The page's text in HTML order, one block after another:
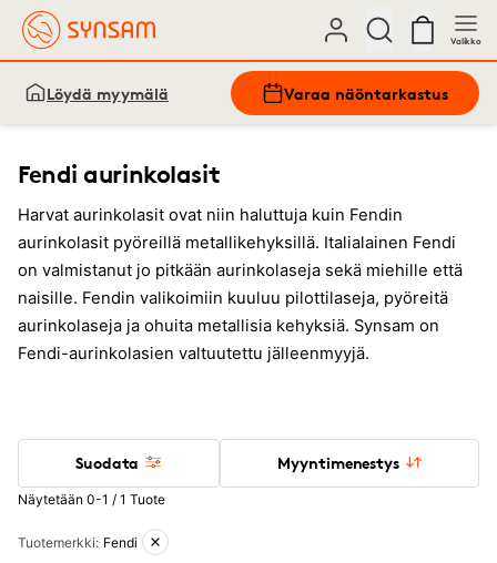
Valikko
Löydä myymälä Varaa näöntarkastus
Fendi aurinkolasit
Harvat aurinkolasit ovat niin haluttuja kuin Fendin
aurinkolasit pyöreillä metallikehyksillä. Italialainen Fendi
on valmistanut jo pitkään aurinkolaseja sekä miehille että
naisille. Fendin valikoimiin kuuluu pilottilaseja, pyöreitä
aurinkolaseja ja ohuita metallisia kehyksiä. Synsam on
Fendi-aurinkolasien valtuutettu jälleenmyyjä.
Suodata Myyntimenestys
Näytetään 0-1 / 1 Tuote
Aktiiviset suodattimet
Tuotemerkki: Fendi